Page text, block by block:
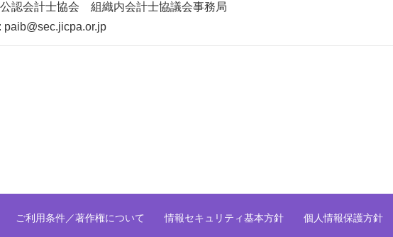
公認会計士協会 組織内会計士協議会事務局
paib@sec.jicpa.or.jp
ご利用条件／著作権について 情報セキュリティ基本方針 個人情報保護方針